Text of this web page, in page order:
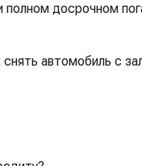
полном досрочном
автомобиль с